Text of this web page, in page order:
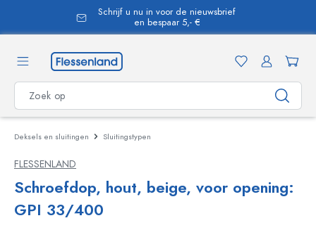
Schrijf u nu in voor de nieuwsbrief
en bespaar 5,- €
Deksels en sluitingen Sluitingstypen
FLESSENLAND
Schroefdop, hout, beige, voor opening:
GPI 33/400